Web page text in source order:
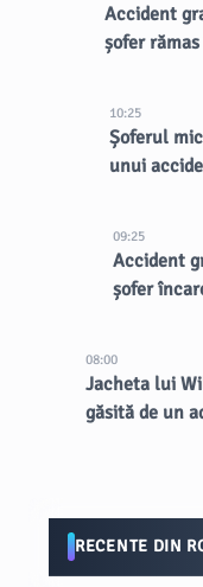
Accident
șofer
10:25
Șoferul
unui
09:25
Accident
șofer
08:00
Jacheta lui
găsită de un
RECENTE DIN